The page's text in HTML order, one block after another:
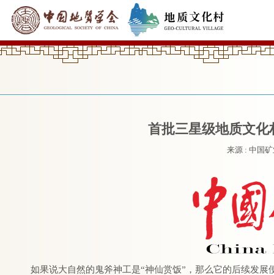
首批三星级地质文
来源 : 中国
如果说大自然的鬼斧神工是“神仙赏饭”，那么它的后续发展